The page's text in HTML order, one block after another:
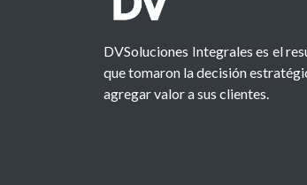
DVSoluciones Integrales es el
que tomaron la decisión
agregar valor a sus clientes.